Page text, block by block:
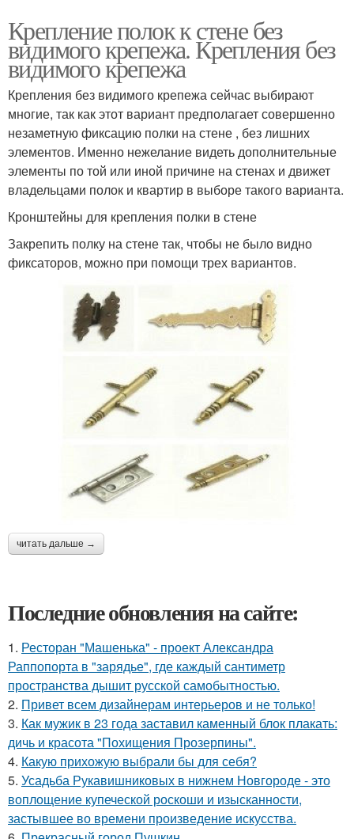
Крепление полок к стене без
видимого крепежа. Крепления без
видимого крепежа
Крепления без видимого крепежа сейчас выбирают
многие, так как этот вариант предполагает совершенно
незаметную фиксацию полки на стене , без лишних
элементов. Именно нежелание видеть дополнительные
элементы по той или иной причине на стенах и движет
владельцами полок и квартир в выборе такого варианта.
Кронштейны для крепления полки в стене
Закрепить полку на стене так, чтобы не было видно
фиксаторов, можно при помощи трех вариантов.
читать дальше →
Последние обновления на сайте:
1. Ресторан "Машенька" - проект Александра
Раппопорта в "зарядье", где каждый сантиметр
пространства дышит русской самобытностью.
2. Привет всем дизайнерам интерьеров и не только!
3. Как мужик в 23 года заставил каменный блок плакать:
дичь и красота "Похищения Прозерпины".
4. Какую прихожую выбрали бы для себя?
5. Усадьба Рукавишниковых в нижнем Новгороде - это
воплощение купеческой роскоши и изысканности,
застывшее во времени произведение искусства.